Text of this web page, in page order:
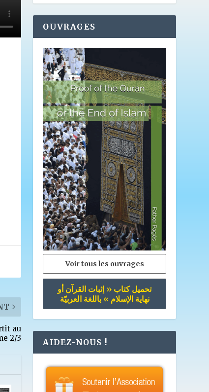
au
2/3
OUVRAGES
Voir tous les ouvrages
تحميل كتاب « إثبات القرآن أو
نهاية الإسلام » باللغة العربيّة
AIDEZ-NOUS !